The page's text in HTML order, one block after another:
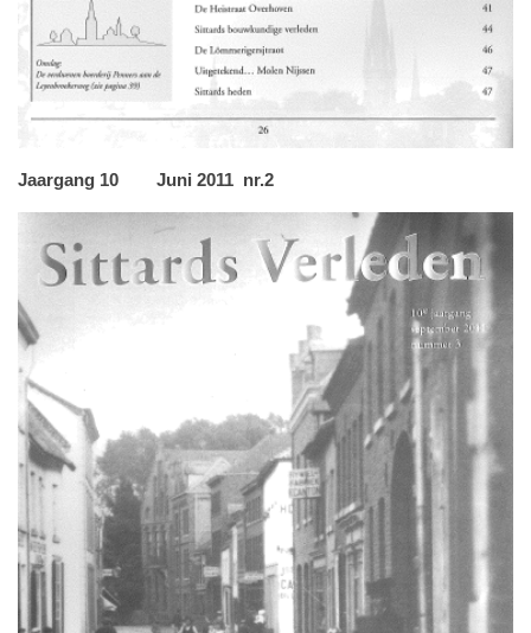
Jaargang 10 Juni 2011 nr.2